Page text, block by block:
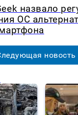
назвало
ОС
новость